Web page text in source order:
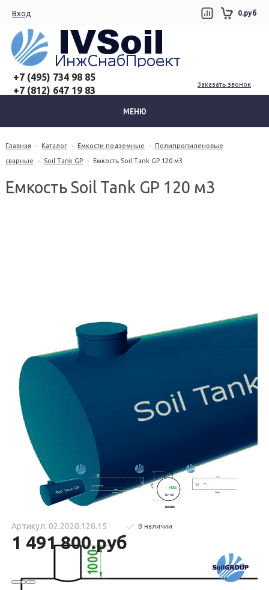
Вход 0.руб
+7 (495) 734 98 85
+7 (812) 647 19 83
Заказать звонок
МЕНЮ
Главная - Каталог - Емкости подземные - Полипропиленовые
сварные - Soil Tank GP - Емкость Soil Tank GP 120 м3
Емкость Soil Tank GP 120 м3
Артикул: 02.2020.120.15 В наличии
1 491 800.руб